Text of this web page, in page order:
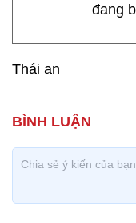
đang
Thái an